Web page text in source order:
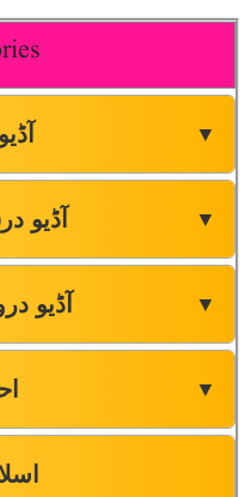
▼
آڈیو ▼
آڈیو ▼
▼